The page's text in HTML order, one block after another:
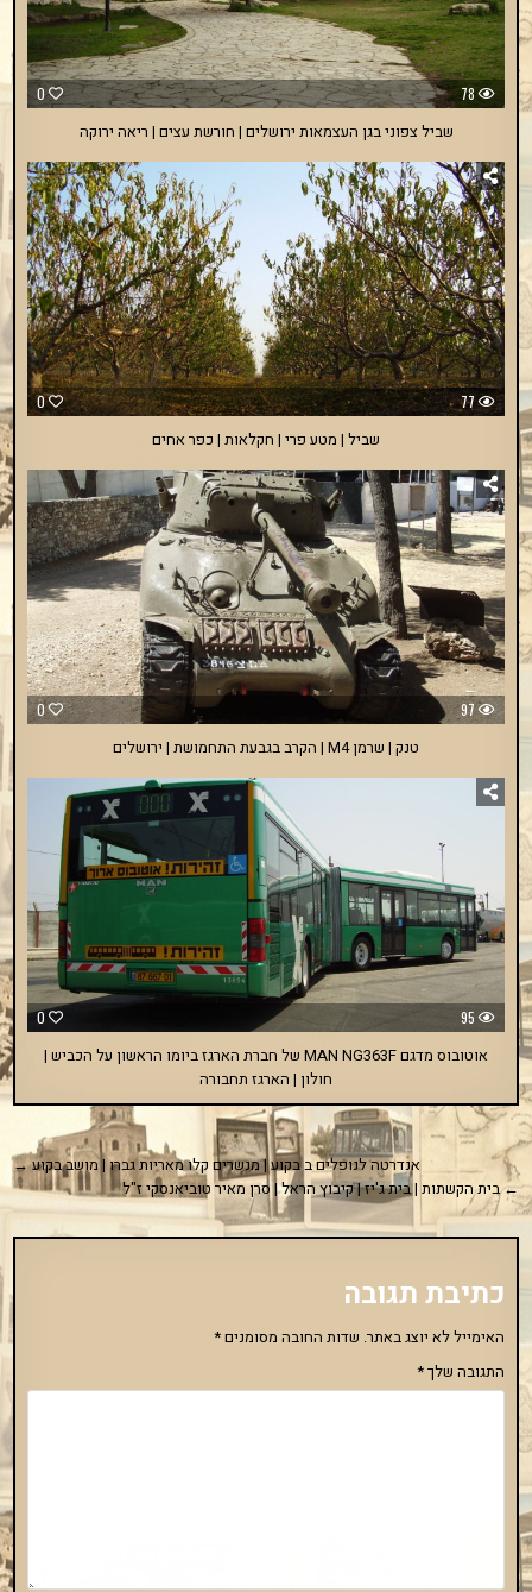
0 78
שביל צפוני בגן העצמאות ירושלים | חורשת עצים | ריאה ירוקה
0 77
שביל | מטע פרי | חקלאות | כפר אחים
0 97
טנק | שרמן M4 | הקרב בגבעת התחמושת | ירושלים
0 95
אוטובוס מדגם MAN NG363F של חברת הארגז ביומו הראשון על הכביש |
חולון | הארגז תחבורה
ניווט
אנדרטה לנופלים ב בקוע | מנשרים קלו מאריות גברו | מושב בקוע →
← בית הקשתות | בית ג'יז | קיבוץ הראל | סרן מאיר טוביאנסקי ז"ל
כתיבת תגובה
האימייל לא יוצג באתר. שדות החובה מסומנים*
התגובה שלך*